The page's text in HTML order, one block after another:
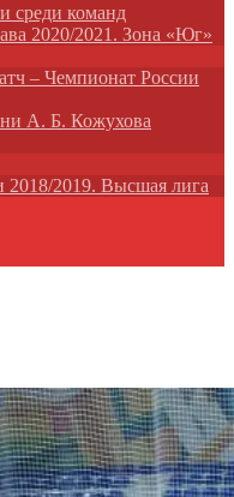
среди команд
2020/2021. Зона «Юг»
– Чемпионат России
А. Б. Кожухова
2018/2019. Высшая лига